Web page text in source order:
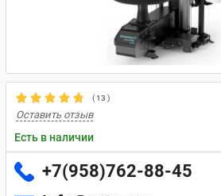
(13 )
Оставить отзыв
Есть в наличии
+7(958)762-88-45